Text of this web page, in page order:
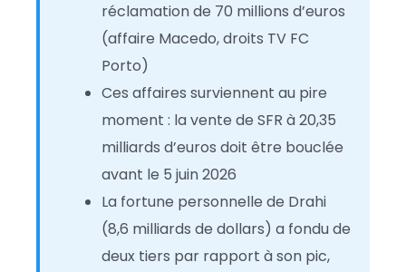
réclamation de 70 millions d’euros
(affaire Macedo, droits TV FC
Porto)
Ces affaires surviennent au pire
moment : la vente de SFR à 20,35
milliards d’euros doit être bouclée
avant le 5 juin 2026
La fortune personnelle de Drahi
(8,6 milliards de dollars) a fondu de
deux tiers par rapport à son pic,